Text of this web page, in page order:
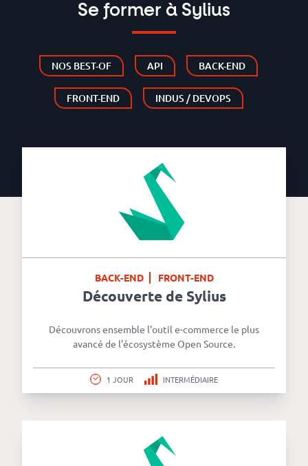
Se former à Sylius
NOS BEST-OF API BACK-END
FRONT-END INDUS / DEVOPS
BACK-END FRONT-END
Découverte de Sylius
Découvrons ensemble l'outil e-commerce le plus
avancé de l'écosystème Open Source.
1 JOUR INTERMÉDIAIRE